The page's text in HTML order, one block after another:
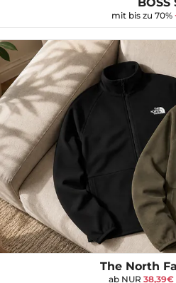
mit bis zu 70%
The North
ab NUR 38,39€